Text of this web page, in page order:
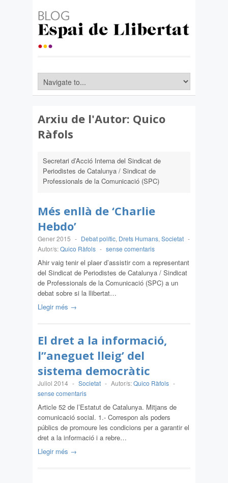
Arxiu de l'Autor: Quico
Ràfols
Secretari d’Acció Interna del Sindicat de
Periodistes de Catalunya / Sindicat de
Professionals de la Comunicació (SPC)
Més enllà de ‘Charlie
Hebdo’
Gener 2015 - Debat polític, Drets Humans, Societat -
Autor/s:Quico Ràfols - sense comentaris
Ahir vaig tenir el plaer d’assistir com a representant
del Sindicat de Periodistes de Catalunya / Sindicat
de Professionals de la Comunicació (SPC) a un
debat sobre si la llibertat…
Llegir més →
El dret a la informació,
l”aneguet lleig’ del
sistema democràtic
Juliol 2014 - Societat - Autor/s:Quico Ràfols -
sense comentaris
Article 52 de l’Estatut de Catalunya. Mitjans de
comunicació social. 1.- Correspon als poders
públics de promoure les condicions per a garantir el
dret a la informació i a rebre…
Llegir més →